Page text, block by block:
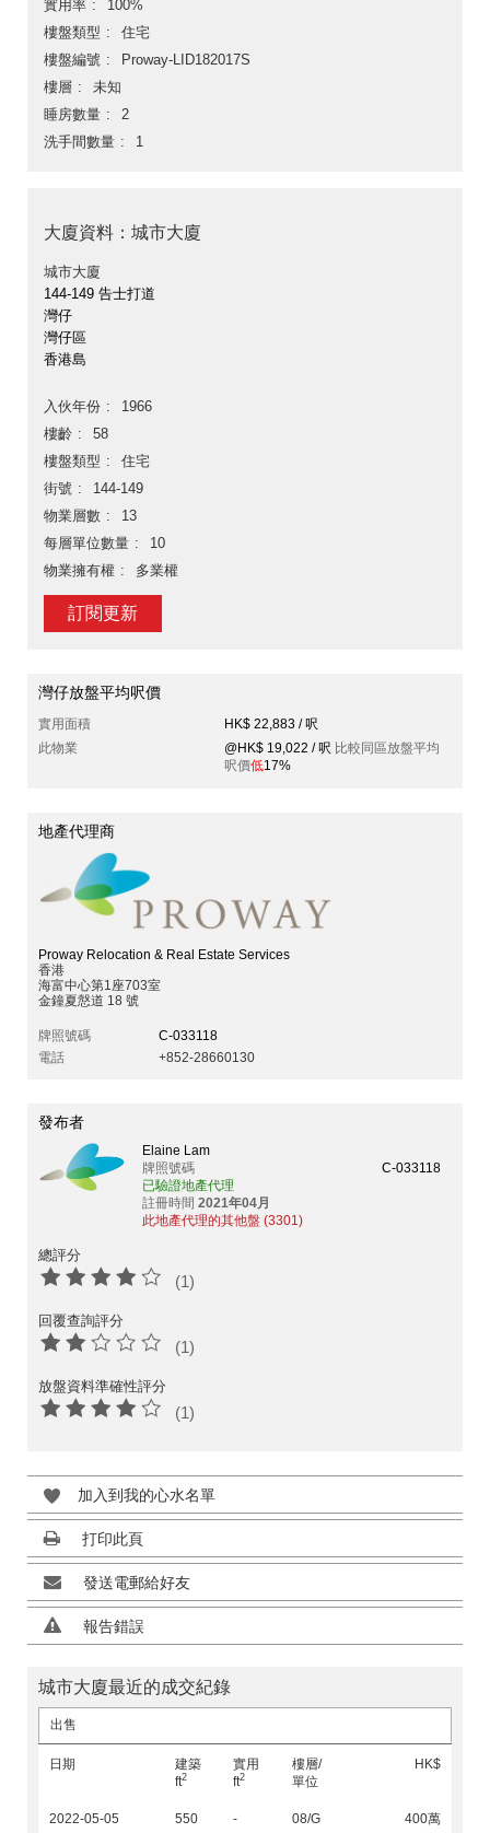
實用率
100%
樓盤類型
住宅
樓盤編號
Proway-LID182017S
樓層
未知
睡房數量
2
洗手間數量
1
大廈資料：城市大廈
城市大廈
144-149 告士打道
灣仔
灣仔區
香港島
入伙年份
1966
樓齡
58
樓盤類型
住宅
街號
144-149
物業層數
13
每層單位數量
10
物業擁有權
多業權
訂閱更新
灣仔放盤平均呎價
實用面積
HK$ 22,883 / 呎
此物業
@HK$ 19,022 / 呎 比較同區放盤平均
呎價低17%
地產代理商
Proway Relocation & Real Estate Services
香港
海富中心第1座703室
金鐘夏慤道 18 號
牌照號碼
C-033118
電話
+852-28660130
發布者
Elaine Lam
牌照號碼
C-033118
已驗證地產代理
註冊時間 2021年04月
此地產代理的其他盤 (3301)
總評分
(1)
回覆查詢評分
(1)
放盤資料準確性評分
(1)
加入到我的心水名單
打印此頁
發送電郵給好友
報告錯誤
城市大廈最近的成交紀錄
出售
日期
建築
ft2
實用
ft2
樓層/
單位
HK$
2022-05-05 550 - 08/G 400萬